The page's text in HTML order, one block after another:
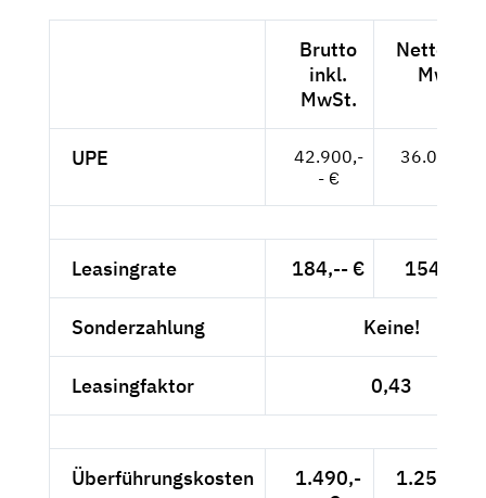
Brutto
inkl.
MwSt.
Netto
MwSt.
UPE
42.900,-
- €
36.050,--
Leasingrate 184,-- € 154,62 €
Sonderzahlung Keine!
Leasingfaktor 0,43
Überführungskosten
1.490,-
1.252,10